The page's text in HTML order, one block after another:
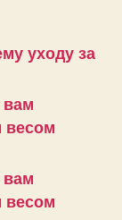
уходу за
вам
весом
вам
весом